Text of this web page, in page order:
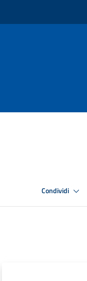
Condividi